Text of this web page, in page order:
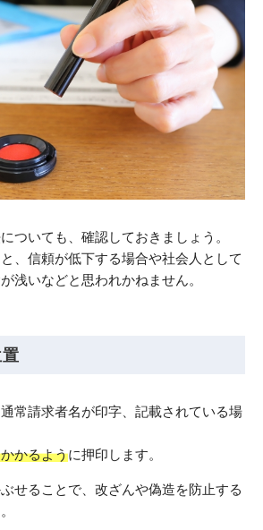
ついても、確認しておきましょう。
、信頼が低下する場合や社会人として
浅いなどと思われかねません。
常請求者名が印字、記載されている場
かるように押印します。
せることで、改ざんや偽造を防止する